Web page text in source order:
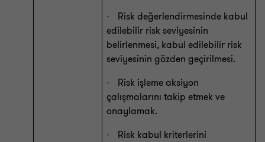
·
Risk değerlendirmesinde kabul
edilebilir risk seviyesinin
belirlenmesi, kabul edilebilir risk
seviyesinin gözden geçirilmesi.
·
Risk işleme aksiyon
çalışmalarını takip etmek ve
onaylamak.
·
Risk kabul kriterlerini